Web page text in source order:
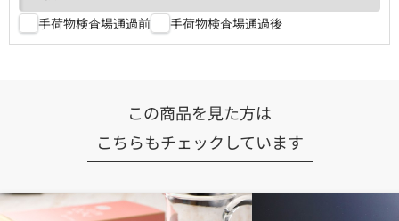
手荷物検査場通過前 手荷物検査場通過後
この商品を見た方は
こちらもチェックしています